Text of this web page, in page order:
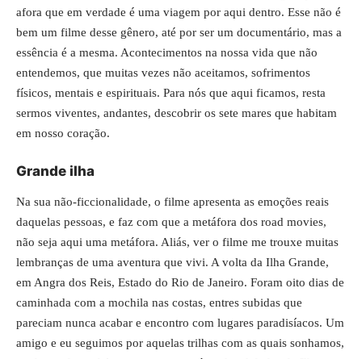
afora que em verdade é uma viagem por aqui dentro. Esse não é
bem um filme desse gênero, até por ser um documentário, mas a
essência é a mesma. Acontecimentos na nossa vida que não
entendemos, que muitas vezes não aceitamos, sofrimentos
físicos, mentais e espirituais. Para nós que aqui ficamos, resta
sermos viventes, andantes, descobrir os sete mares que habitam
em nosso coração.
Grande ilha
Na sua não-ficcionalidade, o filme apresenta as emoções reais
daquelas pessoas, e faz com que a metáfora dos road movies,
não seja aqui uma metáfora. Aliás, ver o filme me trouxe muitas
lembranças de uma aventura que vivi. A volta da Ilha Grande,
em Angra dos Reis, Estado do Rio de Janeiro. Foram oito dias de
caminhada com a mochila nas costas, entres subidas que
pareciam nunca acabar e encontro com lugares paradisíacos. Um
amigo e eu seguimos por aquelas trilhas com as quais sonhamos,